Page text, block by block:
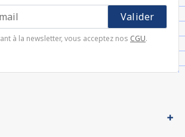
à la newsletter, vous acceptez nos CGU.